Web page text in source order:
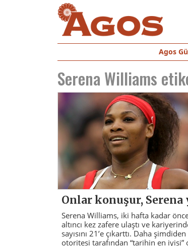
Agos
Serena Williams
Onlar konuşur, Serena
Serena Williams, iki hafta kadar
altıncı kez zafere ulaştı ve
sayısını 21’e çıkarttı. Daha
otoritesi tarafından “tarihin en